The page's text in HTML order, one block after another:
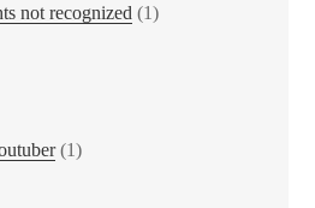
not recognized (1)
(1)